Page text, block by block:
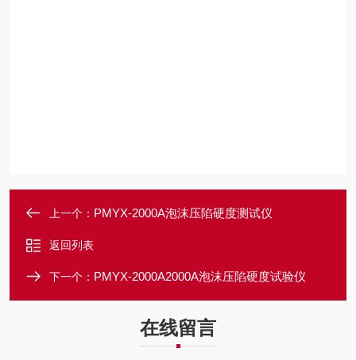
上一个： PMYX-2000A泡沫压陷硬度测试仪
返回列表
下一个： PMYX-2000A2000A泡沫压陷硬度试验仪
在线留言